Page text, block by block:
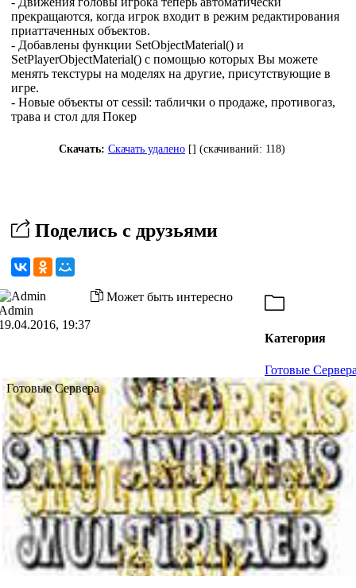
прекращаются, когда игрок входит в режим редактирования
приаттаченных объектов.
- Добавлены функции SetObjectMaterial() и
SetPlayerObjectMaterial() с помощью которых Вы можете
менять текстуры на моделях на другие, присутствующие в
игре.
- Новые объекты от cessil: таблички о продаже, противогаз,
трава и стол для Покер
Скачать: Скачать удалено [] (cкачиваний: 118)
Поделись с друзьями
19:37
Категория
Готовые
Может быть интересно
Готовые Сервера